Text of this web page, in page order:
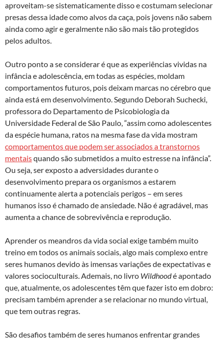
aproveitam-se sistematicamente disso e costumam selecionar
presas dessa idade como alvos da caça, pois jovens não sabem
ainda como agir e geralmente não são mais tão protegidos
pelos adultos.
Outro ponto a se considerar é que as experiências vividas na
infância e adolescência, em todas as espécies, moldam
comportamentos futuros, pois deixam marcas no cérebro que
ainda está em desenvolvimento. Segundo Deborah Suchecki,
professora do Departamento de Psicobiologia da
Universidade Federal de São Paulo, “assim como adolescentes
da espécie humana, ratos na mesma fase da vida mostram
comportamentos que podem ser associados a transtornos
mentaisquando são submetidos a muito estresse na infância”.
Ou seja, ser exposto a adversidades durante o
desenvolvimento prepara os organismos a estarem
continuamente alerta a potenciais perigos – em seres
humanos isso é chamado de ansiedade. Não é agradável, mas
aumenta a chance de sobrevivência e reprodução.
Aprender os meandros da vida social exige também muito
treino em todos os animais sociais, algo mais complexo entre
seres humanos devido às imensas variações de expectativas e
valores socioculturais. Ademais, no livro Wildhoodé apontado
que, atualmente, os adolescentes têm que fazer isto em dobro:
precisam também aprender a se relacionar no mundo virtual,
que tem outras regras.
São desafios também de seres humanos enfrentar grandes